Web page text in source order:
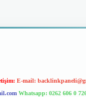
E-mail:
Whatsapp: 0262 606 0